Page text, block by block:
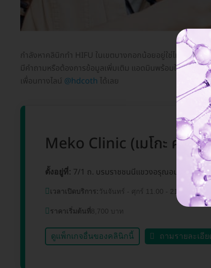
กำลังหาคลินิกทำ HIFU ในเขตบางกอกน้อยอยู่ใช่ไหม? HD
มีคำถามหรือต้องการข้อมูลเพิ่มเติม แอดมินพร้อมให้บริการ
เพื่อนทางไลน์ @hdcoth ได้เลย
Meko Clinic (เมโกะ คลินิก
ตั้งอยู่ที่: 7/1 ถ. บรมราชชนนีแขวงอรุณอมรินทร์ เข
เวลาเปิดบริการ: วันจันทร์ - ศุกร์ 11.00 - 21.00 น. วัน
ราคาเริ่มต้นที่8,700 บาท
ดูแพ็กเกจอื่นของคลินิกนี้ ถามรายละเอี